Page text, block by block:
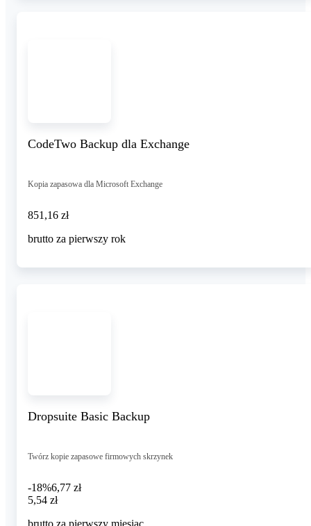
CodeTwo Backup dla Exchange
Kopia zapasowa dla Microsoft Exchange
851,16 zł
851 ,16 zł
brutto za pierwszy rok
Dropsuite Basic Backup
Twórz kopie zapasowe firmowych skrzynek
-18%6,77 zł
5,54 zł
5,54 zł
brutto za pierwszy miesiąc